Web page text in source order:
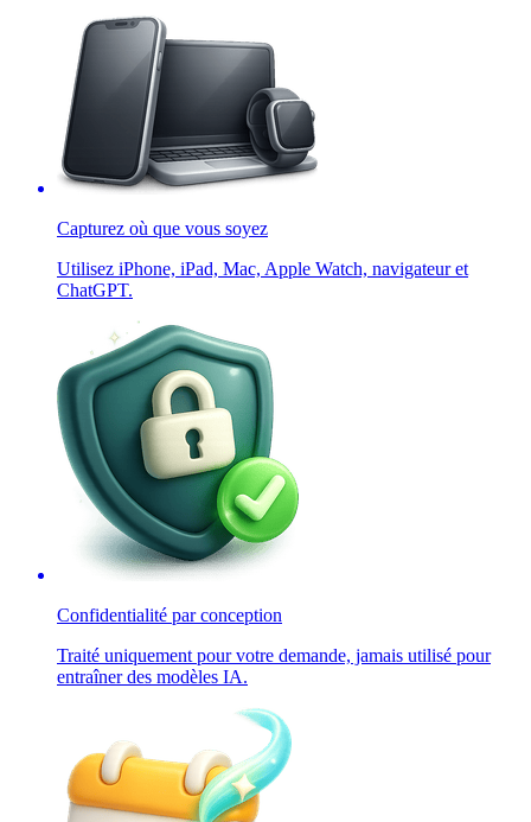
Capturez où que vous soyez
Utilisez iPhone, iPad, Mac, Apple Watch, navigateur et
ChatGPT.
Confidentialité par conception
Traité uniquement pour votre demande, jamais utilisé pour
entraîner des modèles IA.